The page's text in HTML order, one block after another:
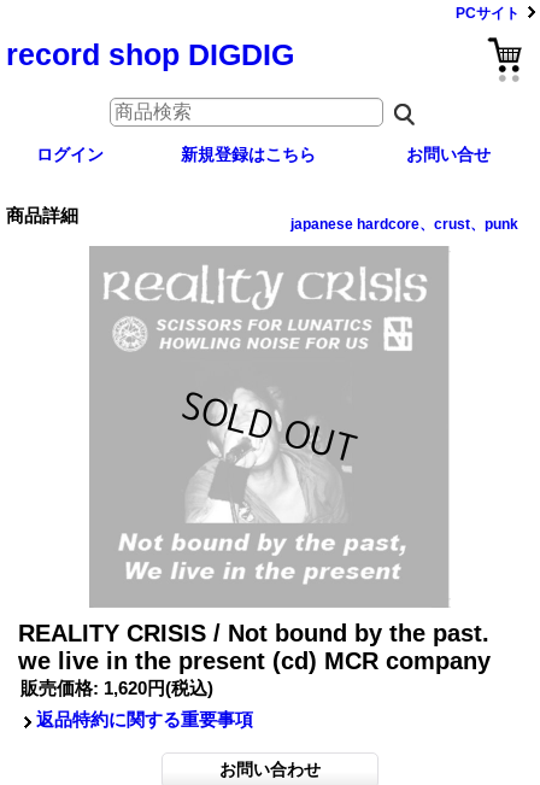
PCサイト
record shop DIGDIG
ログイン 新規登録はこちら お問い合せ
商品詳細 japanese hardcore、crust、punk
REALITY CRISIS / Not bound by the past.
we live in the present (cd) MCR company
販売価格: 1,620円(税込)
返品特約に関する重要事項